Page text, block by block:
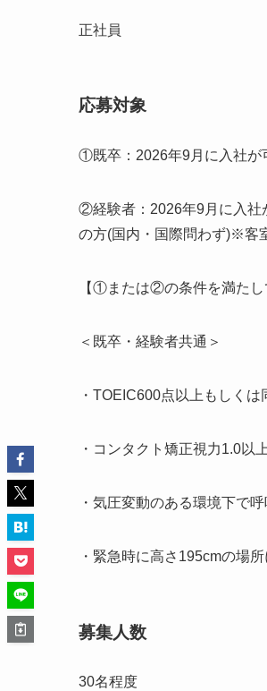
正社員
応募対象
①既卒：2026年9月に入社
②経験者：2026年9月に入社
の方(国内・国際問わず)※客
【①または②の条件を満たし
＜既卒・経験者共通＞
・TOEIC600点以上もしく
・コンタクト矯正視力1.0以
・気圧変動のある環境下で
・緊急時に高さ195cmの場
募集人数
30名程度